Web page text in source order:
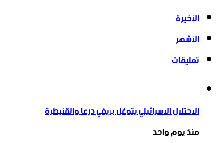
الأخيرة
الأشهر
تعليقات
الاحتلال الاسرائيلي يتوغل بريفي درعا والقنيطرة
منذ يوم واحد